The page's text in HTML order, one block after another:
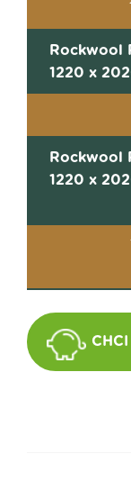
Rockwool
1220 x
Rockwool
1220 x